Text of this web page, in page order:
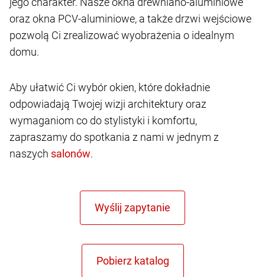
oraz okna PCV-aluminiowe, a także drzwi wejściowe
pozwolą Ci zrealizować wyobrażenia o idealnym
domu.
Aby ułatwić Ci wybór okien, które dokładnie
odpowiadają Twojej wizji architektury oraz
wymaganiom co do stylistyki i komfortu,
zapraszamy do spotkania z nami w jednym z
naszych
.